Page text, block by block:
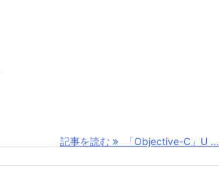
記事を読む 「Objective-C」U ...